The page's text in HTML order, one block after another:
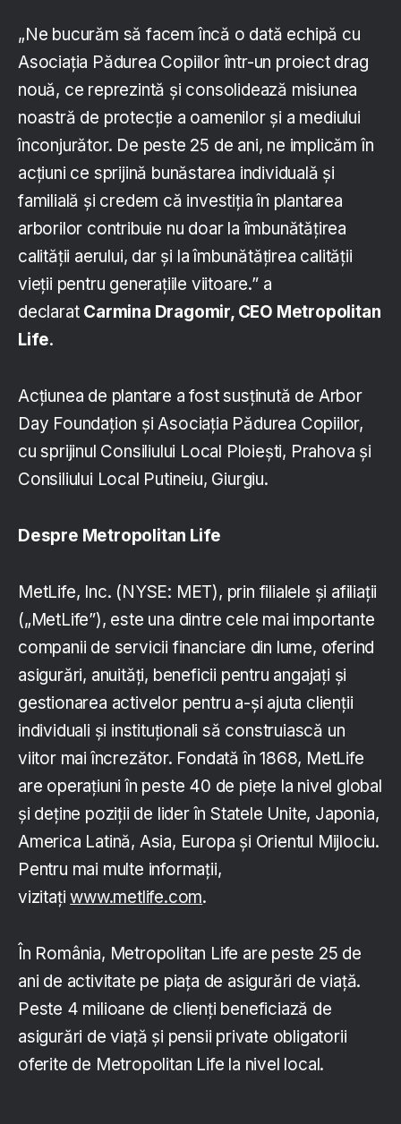
„Ne bucurăm să facem încă o dată echipă cu
Asociația Pădurea Copiilor într-un proiect drag
nouă, ce reprezintă și consolidează misiunea
noastră de protecție a oamenilor și a mediului
înconjurător. De peste 25 de ani, ne implicăm în
acțiuni ce sprijină bunăstarea individuală și
familială și credem că investiția în plantarea
arborilor contribuie nu doar la îmbunătățirea
calității aerului, dar și la îmbunătățirea calității
vieții pentru generațiile viitoare.” a
declarat Carmina Dragomir, CEO Metropolitan
Life.
Acțiunea de plantare a fost susținută de Arbor
Day Foundațion și Asociația Pădurea Copiilor,
cu sprijinul Consiliului Local Ploiești, Prahova și
Consiliului Local Putineiu, Giurgiu.
Despre Metropolitan Life
MetLife, Inc. (NYSE: MET), prin filialele și afiliații
(„MetLife”), este una dintre cele mai importante
companii de servicii financiare din lume, oferind
asigurări, anuități, beneficii pentru angajați și
gestionarea activelor pentru a-și ajuta clienții
individuali și instituționali să construiască un
viitor mai încrezător. Fondată în 1868, MetLife
are operațiuni în peste 40 de piețe la nivel global
și deține poziții de lider în Statele Unite, Japonia,
America Latină, Asia, Europa și Orientul Mijlociu.
Pentru mai multe informații,
vizitațiwww.metlife.com.
În România, Metropolitan Life are peste 25 de
ani de activitate pe piața de asigurări de viață.
Peste 4 milioane de clienți beneficiază de
asigurări de viață și pensii private obligatorii
oferite de Metropolitan Life la nivel local.